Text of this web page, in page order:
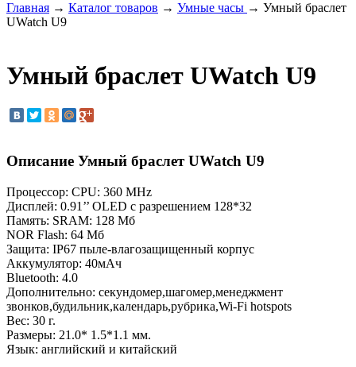
Главная → Каталог товаров → Умные часы → Умный браслет
UWatch U9
Умный браслет UWatch U9
Описание Умный браслет UWatch U9
Процессор: CPU: 360 MHz
Дисплей: 0.91’’ OLED с разрешением 128*32
Память: SRAM: 128 Мб
NOR Flash: 64 Мб
Защита: IP67 пыле-влагозащищенный корпус
Аккумулятор: 40мАч
Bluetooth: 4.0
Дополнительно: секундомер,шагомер,менеджмент
звонков,будильник,календарь,рубрика,Wi-Fi hotspots
Вес: 30 г.
Размеры: 21.0* 1.5*1.1 мм.
Язык: английский и китайский